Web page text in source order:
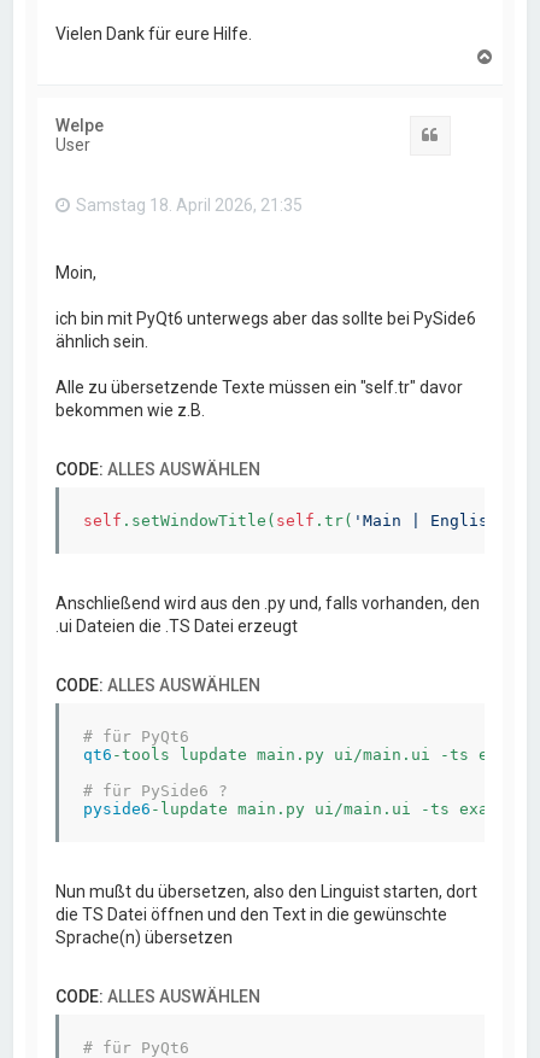
Vielen Dank für eure Hilfe.
Welpe
User
Samstag 18. April 2026, 21:35
Moin,
ich bin mit PyQt6 unterwegs aber das sollte bei PySide6
ähnlich sein.
Alle zu übersetzende Texte müssen ein "self.tr" davor
bekommen wie z.B.
CODE:ALLES AUSWÄHLEN
self .setWindowTitle( self .tr( 'Main | English'
Anschließend wird aus den .py und, falls vorhanden, den
.ui Dateien die .TS Datei erzeugt
CODE:ALLES AUSWÄHLEN
# für PyQt6
qt6 -tools lupdate main.py ui/main.ui -ts
# für PySide6 ?
pyside6
Nun mußt du übersetzen, also den Linguist starten, dort
die TS Datei öffnen und den Text in die gewünschte
Sprache(n) übersetzen
CODE:ALLES AUSWÄHLEN
# für PyQt6